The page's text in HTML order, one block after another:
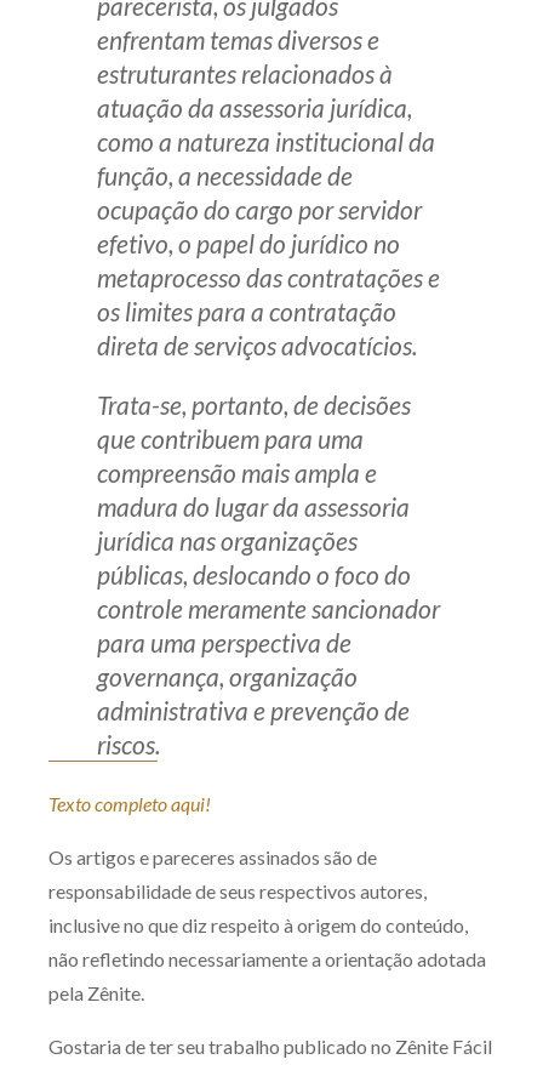
enfrentam temas diversos e
estruturantes relacionados à
atuação da assessoria jurídica,
como a natureza institucional da
função, a necessidade de
ocupação do cargo por servidor
efetivo, o papel do jurídico no
metaprocesso das contratações e
os limites para a contratação
direta de serviços advocatícios.
Trata-se, portanto, de decisões
que contribuem para uma
compreensão mais ampla e
madura do lugar da assessoria
jurídica nas organizações
públicas, deslocando o foco do
controle meramente sancionador
para uma perspectiva de
governança, organização
administrativa e prevenção de
riscos.
Texto completo aqui!
Os artigos e pareceres assinados são de
responsabilidade de seus respectivos autores,
inclusive no que diz respeito à origem do conteúdo,
não refletindo necessariamente a orientação adotada
pela Zênite.
Gostaria de ter seu trabalho publicado no Zênite Fácil